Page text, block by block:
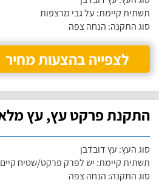
תשתית קיימת: על גבי מרצפות
סוג התקנה: הנחה צפה
לצפייה בהצעות מחיר
התקנת פרקט עץ, עץ מלא
סוג העץ: עץ דובדבן
תשתית קיימת: יש לפרק פרקט/שטיח קיים
סוג התקנה: הנחה צפה